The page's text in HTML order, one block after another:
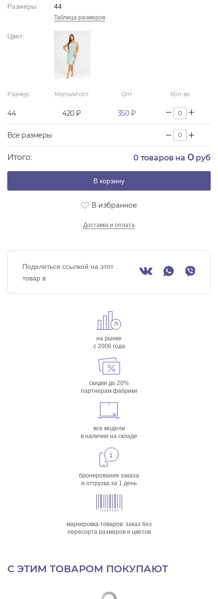
Размеры:
44
Таблица размеров
Цвет:
Размер Мелкий опт Опт Кол-во
44 420 ₽ 350 ₽
Все размеры
Итого: 0 товаров на 0руб
В корзину
В избранное
Доставка и оплата
Поделиться ссылкой на этот
товар в
на рынке
с 2006 года
скидки до 20%
партнерам фабрики
все модели
в наличии на складе
бронирование заказа
и отгрузка за 1 день
маркировка товаров. заказ без
пересорта размеров и цветов
С ЭТИМ ТОВАРОМ ПОКУПАЮТ